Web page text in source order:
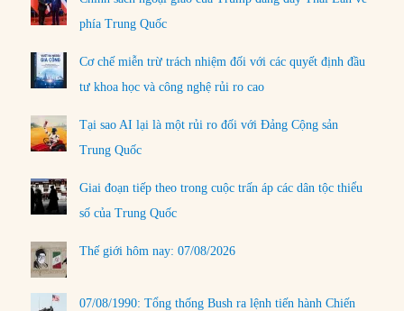
phía Trung Quốc
Cơ chế miễn trừ trách nhiệm đối với các quyết định đầu
tư khoa học và công nghệ rủi ro cao
Tại sao AI lại là một rủi ro đối với Đảng Cộng sản
Trung Quốc
Giai đoạn tiếp theo trong cuộc trấn áp các dân tộc thiểu
số của Trung Quốc
Thế giới hôm nay: 07/08/2026
07/08/1990: Tổng thống Bush ra lệnh tiến hành Chiến